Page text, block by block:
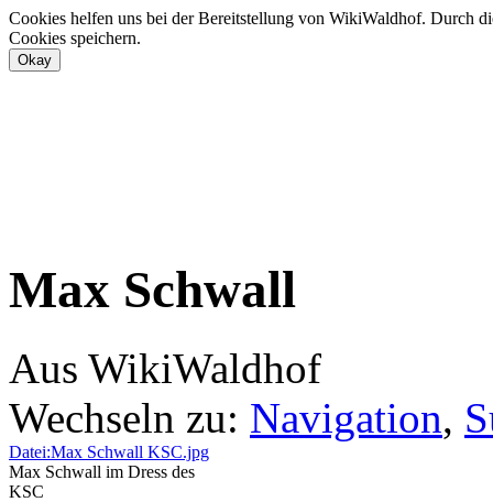
Cookies helfen uns bei der Bereitstellung von WikiWaldhof. Durch
Cookies speichern.
Max Schwall
Aus WikiWaldhof
Wechseln zu: Navigation,
Datei:Max Schwall KSC.jpg
Max Schwall im Dress des
KSC